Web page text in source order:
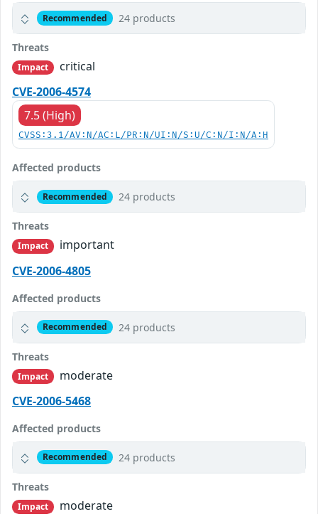
Recommended 24 products
Threats
Impact
critical
CVE-2006-4574
7.5 (High)
CVSS:3.1/AV:N/AC:L/PR:N/UI:N/S:U/C:N/I:N/A:H
Affected products
Recommended 24 products
Threats
Impact
important
CVE-2006-4805
Affected products
Recommended 24 products
Threats
Impact
moderate
CVE-2006-5468
Affected products
Recommended 24 products
Threats
Impact
moderate